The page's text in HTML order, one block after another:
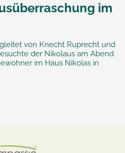
im
von Knecht Ruprecht und
der Nikolaus am Abend
im Haus Nikolas in